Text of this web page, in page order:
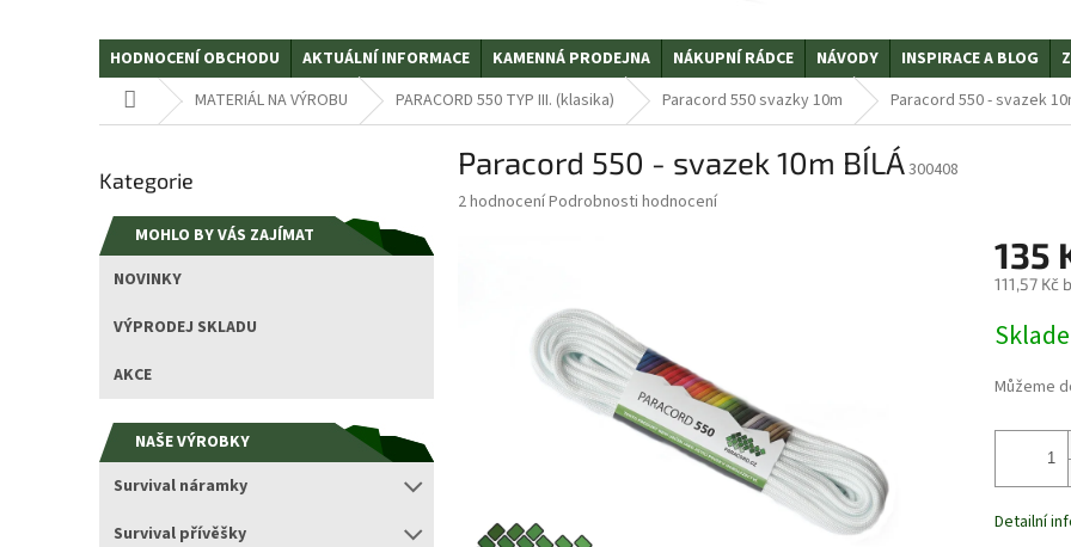
HODNOCENÍ OBCHODU AKTUÁLNÍ INFORMACE KAMENNÁ PRODEJNA NÁKUPNÍ RÁDCE NÁVODY INSPIRACE A BLOG
Domů MATERIÁL NA VÝROBU PARACORD 550 TYP III. (klasika) Paracord 550 svazky 10m Paracord 550 - svazek
s
r
n
e
kategorie
Kategorie
MOHLO BY VÁS ZAJÍMAT
NOVINKY
VÝPRODEJ SKLADU
AKCE
NAŠE VÝROBKY
Survival náramky
Survival přívěšky
Paracord 550 - svazek 10m BÍLÁ300408
Průměrné
2 hodnoceníPodrobnosti hodnocení
135
111,57 Kč
cena:
Můžeme
Detailní